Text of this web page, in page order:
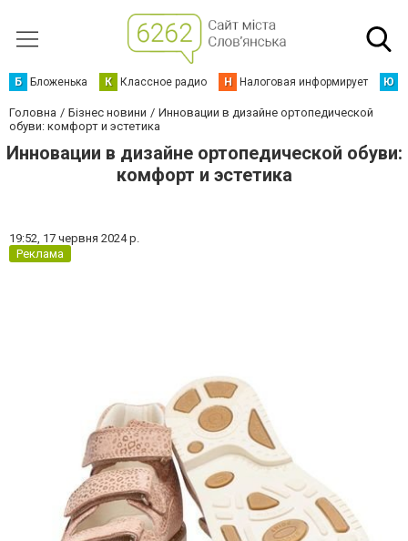
Б Бложенька К Классное радио Н Налоговая информирует Ю
Головна Бізнес новини
Инновации в дизайне ортопедической
обуви: комфорт и эстетика
Инновации в дизайне ортопедической обуви:
комфорт и эстетика
19:52, 17 червня 2024 р.
Реклама